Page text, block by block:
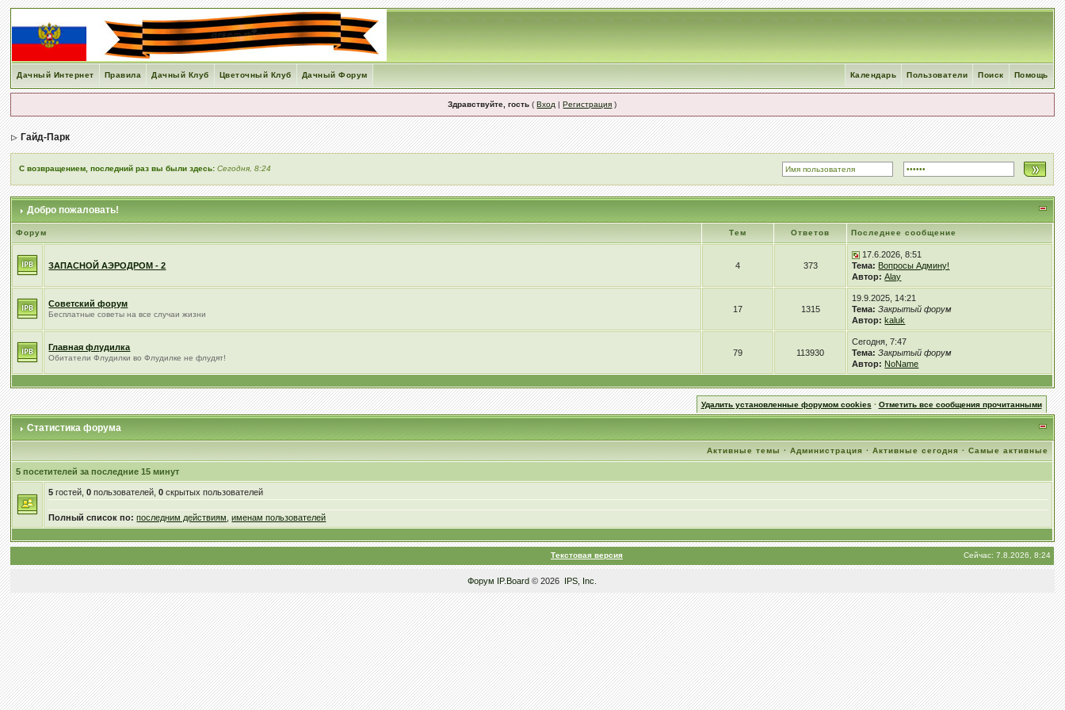
Дачный Интернет Правила Дачный Клуб Цветочный Клуб Дачный Форум Помощь
Поиск
Пользователи
Календарь
Здравствуйте, гость (Вход |Регистрация )
Гайд-Парк
С возвращением, последний раз вы были здесь:Сегодня, 8:24
Добро пожаловать!
Форум Тем Ответов Последнее сообщение
ЗАПАСНОЙ АЭРОДРОМ - 2 4 373
17.6.2026, 8:51
Тема: Вопросы Админу!
Автор: Alay
Советский форум
Бесплатные советы на все случаи жизни
17 1315
19.9.2025, 14:21
Тема: Закрытый форум
Автор: kaluk
Главная флудилка
Обитатели Флудилки во Флудилке не флудят!
79 113930
Сегодня, 7:47
Тема: Закрытый форум
Автор: NoName
Удалить установленные форумом cookies · Отметить все сообщения прочитанными
Статистика форума
Активные темы ·Администрация ·Активные сегодня ·Самые активные
5 посетителей за последние 15 минут
5 гостей,0 пользователей,0 скрытых пользователей
Полный список по: последним действиям ,именам пользователей
Текстовая версия Сейчас: 7.8.2026, 8:24
Форум IP.Board © 2026 IPS, Inc